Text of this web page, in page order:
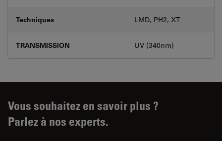
Techniques LMD, PH2, XT
TRANSMISSION UV (340nm)
Vous souhaitez en savoir plus ?
Parlez à nos experts.